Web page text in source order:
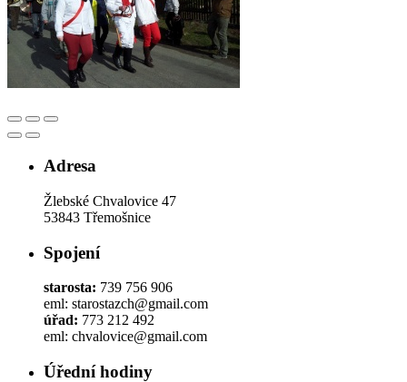
Adresa
Žlebské Chvalovice 47
53843 Třemošnice
Spojení
starosta: 739 756 906
eml: starostazch@gmail.com
úřad: 773 212 492
eml: chvalovice@gmail.com
Úřední hodiny